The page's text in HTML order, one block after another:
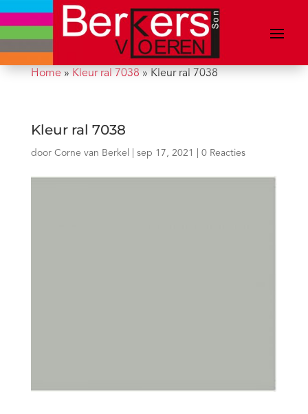
Home» Kleur ral 7038 » Kleur ral 7038
Kleur ral 7038
door Corne van Berkel sep 17, 2021 0 Reacties